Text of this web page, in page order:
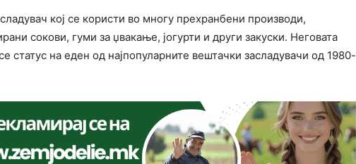
кој се користи во многу прехранбени производи,
сокови, гуми за џвакање, јогурти и други закуски. Неговата
статус на еден од најпопуларните вештачки засладувачи од 1980-